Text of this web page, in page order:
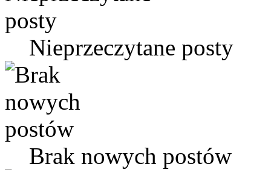
Nieprzeczytane posty
Brak nowych postów